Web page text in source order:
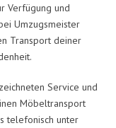
Verfügung und
Umzugsmeister
Transport deiner
Service und
Möbeltransport
telefonisch unter